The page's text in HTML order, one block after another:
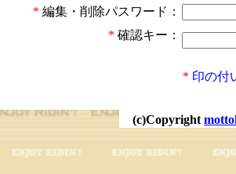
* 編集・削除パスワード：
* 確認キー：
* 印の付
(c)Copyright